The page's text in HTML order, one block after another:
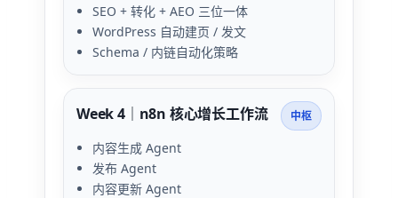
SEO + 转化 + AEO 三位一体
WordPress 自动建页 / 发文
Schema / 内链自动化策略
Week 4｜n8n 核心增长工作流 中枢
内容生成 Agent
发布 Agent
内容更新 Agent